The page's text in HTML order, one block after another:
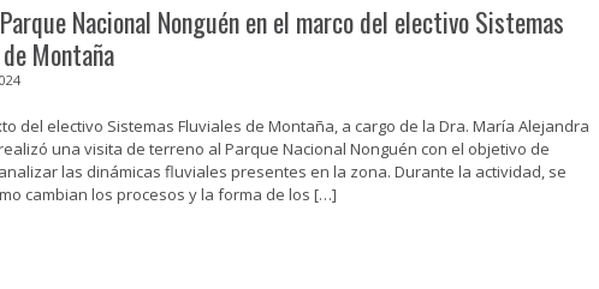
Nacional Nonguén en el marco del electivo Sistemas
Montaña
del electivo Sistemas Fluviales de Montaña, a cargo de la Dra. María Alejandra
una visita de terreno al Parque Nacional Nonguén con el objetivo de
las dinámicas fluviales presentes en la zona. Durante la actividad, se
cambian los procesos y la forma de los […]